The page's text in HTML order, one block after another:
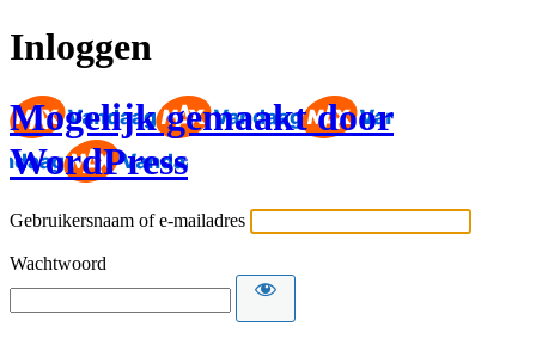
Inloggen
Mogelijk gemaakt door
WordPress
Gebruikersnaam of e-mailadres
Wachtwoord